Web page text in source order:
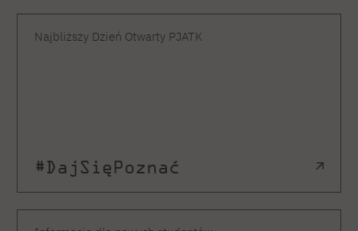
Najbliższy Dzień Otwarty PJATK
#DajSięPoznać